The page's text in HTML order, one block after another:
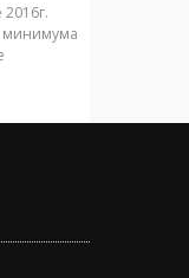
2016г.
минимума